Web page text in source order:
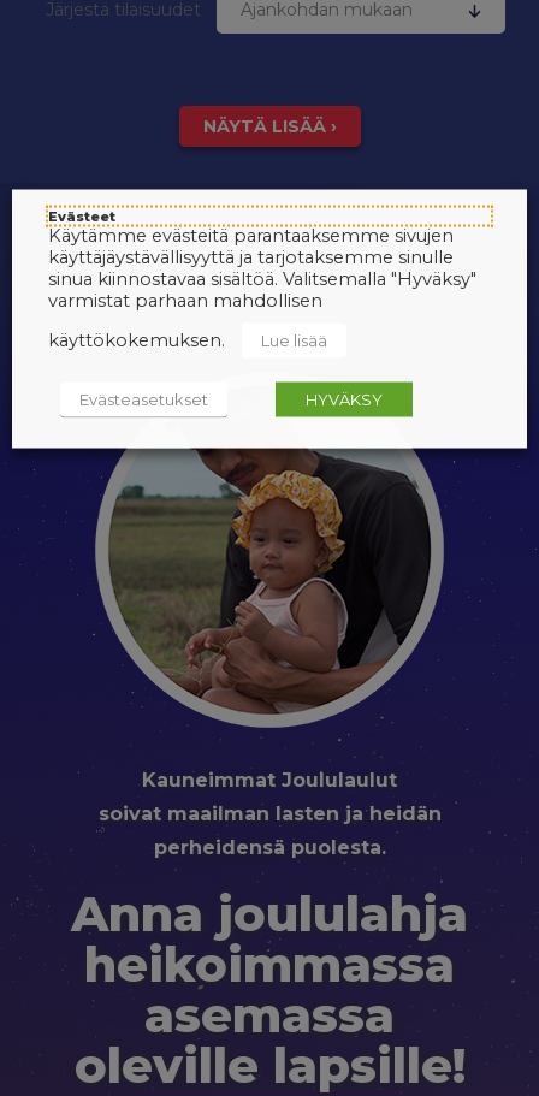
Järjestä tilaisuudet Ajankohdan mukaan
NÄYTÄ LISÄÄ ›
Kauneimmat Joululaulut
soivat maailman lasten ja heidän
perheidensä puolesta.
Anna joululahja
heikoimmassa
asemassa
oleville lapsille!
Evästeet
Käytämme evästeitä parantaaksemme sivujen
käyttäjäystävällisyyttä ja tarjotaksemme sinulle
sinua kiinnostavaa sisältöä. Valitsemalla "Hyväksy"
varmistat parhaan mahdollisen
käyttökokemuksen.
Lue lisää
Evästeasetukset HYVÄKSY